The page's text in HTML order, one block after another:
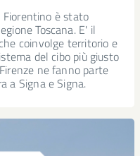
Fiorentino è stato
Toscana. E' il
coinvolge territorio e
del cibo più giusto
ne fanno parte
a Signa e Signa.